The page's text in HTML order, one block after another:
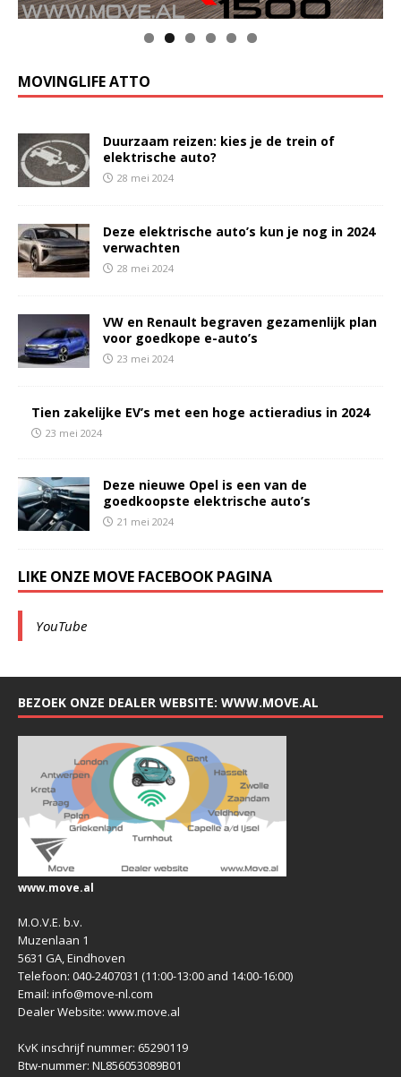
MOVINGLIFE ATTO
Duurzaam reizen: kies je de trein of
elektrische auto?
28 mei 2024
Deze elektrische auto’s kun je nog in 2024
verwachten
28 mei 2024
VW en Renault begraven gezamenlijk plan
voor goedkope e-auto’s
23 mei 2024
Tien zakelijke EV’s met een hoge actieradius in 2024
23 mei 2024
Deze nieuwe Opel is een van de
goedkoopste elektrische auto’s
21 mei 2024
LIKE ONZE MOVE FACEBOOK PAGINA
YouTube
BEZOEK ONZE DEALER WEBSITE: WWW.MOVE.AL
www.move.al
M.O.V.E. b.v.
Muzenlaan 1
5631 GA, Eindhoven
Telefoon: 040-2407031 (11:00-13:00 and 14:00-16:00)
Email: info@move-nl.com
Dealer Website: www.move.al
KvK inschrijf nummer: 65290119
Btw-nummer: NL856053089B01